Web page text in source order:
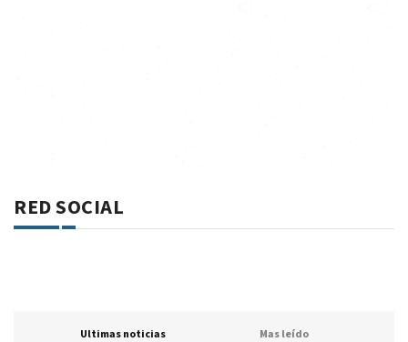
RED SOCIAL
Ultimas noticias Mas leído